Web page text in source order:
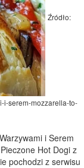
Źródło:
i-serem-mozzarella-to-
i Serem
Hot Dogi z
pochodzi z serwisu